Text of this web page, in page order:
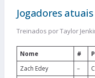
Jogadores
Treinados por Taylor
Nome #
Zach Edey
– C